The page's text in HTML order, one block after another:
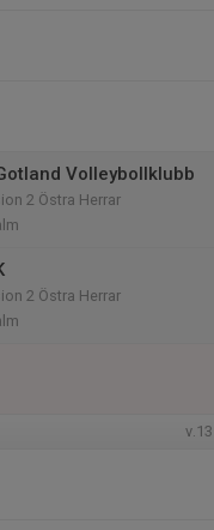
Volleybollklubb
2 Östra Herrar
2 Östra Herrar
v.13